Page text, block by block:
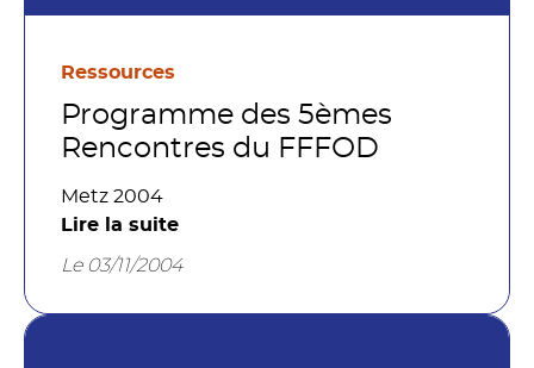
Ressources
Programme des 5èmes
Rencontres du FFFOD
Metz 2004
Lire la suite
Le 03/11/2004